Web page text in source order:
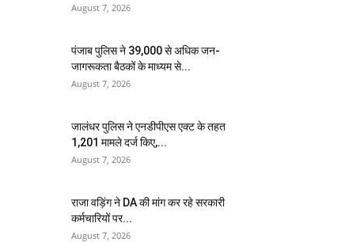
August 7, 2026
पंजाब पुलिस ने 39,000 से अधिक जन-
जागरूकता बैठकों के माध्यम से...
August 7, 2026
जालंधर पुलिस ने एनडीपीएस एक्ट के तहत
1,201 मामले दर्ज किए,...
August 7, 2026
राजा वड़िंग ने DA की मांग कर रहे सरकारी
कर्मचारियों पर...
August 7, 2026